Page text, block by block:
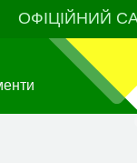
ОФІЦІЙНИЙ